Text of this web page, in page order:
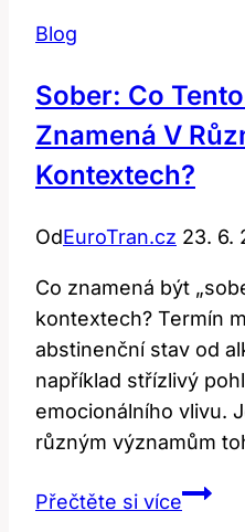
Blog
Sober: Co
Znamená V
Kontextech?
OdEuroTran.cz 23. 6.
Co znamená být
kontextech? Termín
abstinenční stav od
například střízlivý
emocionálního vlivu.
různým významům
Přečtěte si víceSober: